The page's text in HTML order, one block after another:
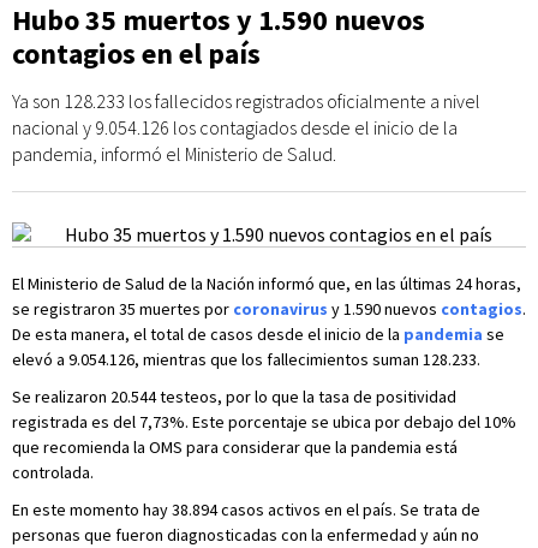
Hubo 35 muertos y 1.590 nuevos
contagios en el país
Ya son 128.233 los fallecidos registrados oficialmente a nivel
nacional y 9.054.126 los contagiados desde el inicio de la
pandemia, informó el Ministerio de Salud.
El Ministerio de Salud de la Nación informó que, en las últimas 24 horas,
se registraron 35 muertes por coronavirus y 1.590 nuevos contagios.
De esta manera, el total de casos desde el inicio de la pandemia se
elevó a 9.054.126, mientras que los fallecimientos suman 128.233.
Se realizaron 20.544 testeos, por lo que la tasa de positividad
registrada es del 7,73%. Este porcentaje se ubica por debajo del 10%
que recomienda la OMS para considerar que la pandemia está
controlada.
En este momento hay 38.894 casos activos en el país. Se trata de
personas que fueron diagnosticadas con la enfermedad y aún no